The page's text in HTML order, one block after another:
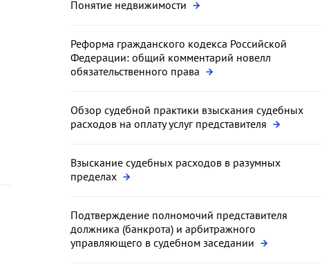
Понятие недвижимости
Реформа гражданского кодекса Российской
Федерации: общий комментарий новелл
обязательственного права
Обзор судебной практики взыскания судебных
расходов на оплату услуг представителя
Взыскание судебных расходов в разумных
пределах
Подтверждение полномочий представителя
должника (банкрота) и арбитражного
управляющего в судебном заседании